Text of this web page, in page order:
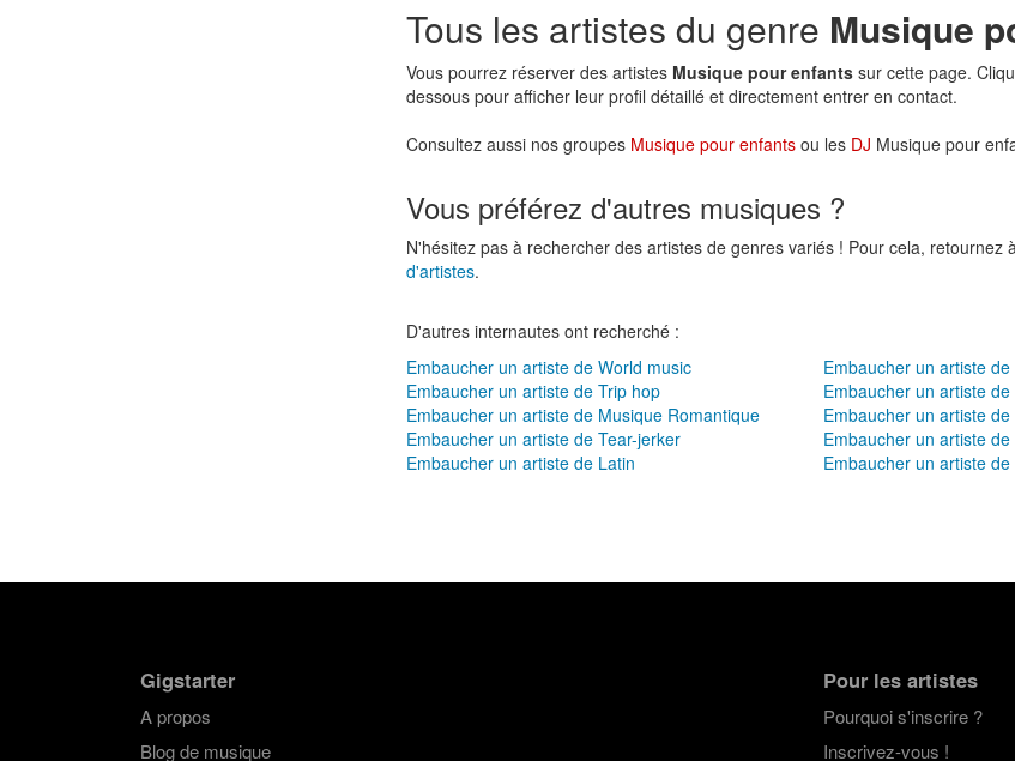
Tous les artistes du genre Musique
Vous pourrez réserver des artistes Musique pour enfants sur cette page.
dessous pour afficher leur profil détaillé et directement entrer en contact.
Consultez aussi nos groupes Musique pour enfants ou les DJ Musique pour
Vous préférez d'autres musiques ?
N'hésitez pas à rechercher des artistes de genres variés ! Pour cela, retournez
d'artistes.
D'autres internautes ont recherché :
Embaucher un artiste de World music
Embaucher un artiste de Trip hop
Embaucher un artiste de Musique Romantique
Embaucher un artiste de Tear-jerker
Embaucher un artiste de Latin
Embaucher un artiste de
Embaucher un artiste
Embaucher un artiste
Embaucher un artiste
Embaucher un artiste
Pour les artistes
Pourquoi s'inscrire ?
Inscrivez-vous !
Gigstarter
A propos
Blog de musique